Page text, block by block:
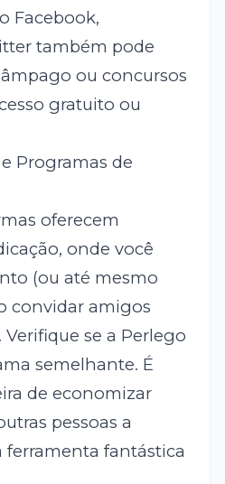
Facebook,
também pode
ou concursos
gratuito ou
Programas de
oferecem
onde você
(ou até mesmo
convidar amigos
se a Perlego
semelhante. É
de economizar
pessoas a
ferramenta fantástica